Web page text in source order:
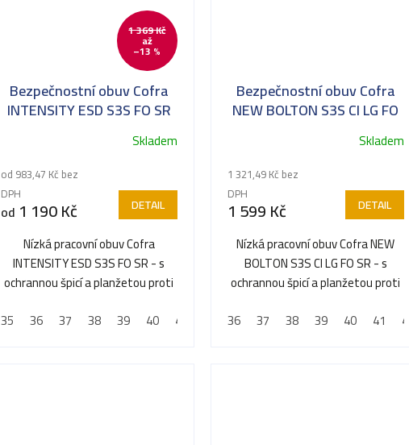
1 369 Kč
až
–13 %
Bezpečnostní obuv Cofra
INTENSITY ESD S3S FO SR
Skladem
od 983,47 Kč bez
DPH
od 1 190 Kč DETAIL
Nízká pracovní obuv Cofra
INTENSITY ESD S3S FO SR - s
ochrannou špicí a planžetou proti
35 36 37 38 39 40 41 43 44 45 46 47 48
Bezpečnostní obuv Cofra
NEW BOLTON S3S CI LG FO
Skladem
1 321,49 Kč bez
DPH
1 599 Kč DETAIL
Nízká pracovní obuv Cofra NEW
BOLTON S3S CI LG FO SR - s
ochrannou špicí a planžetou proti
36 37 38 39 40 41 42